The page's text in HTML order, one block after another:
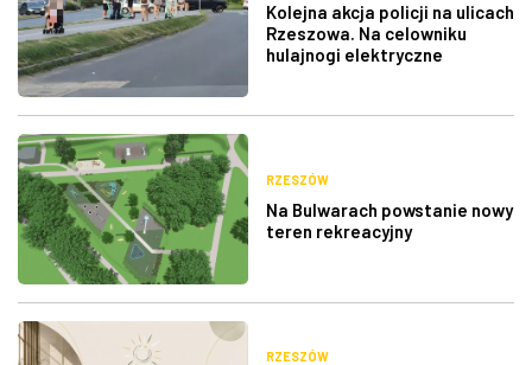
Kolejna akcja policji na ulicach
Rzeszowa. Na celowniku
hulajnogi elektryczne
RZESZÓW
Na Bulwarach powstanie nowy
teren rekreacyjny
RZESZÓW